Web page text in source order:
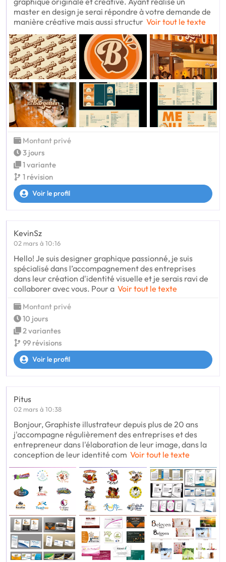
master en design je serai répondre à votre demande de
manière créative mais aussi structur Voir tout le texte
Montant privé
3 jours
1 variante
1 révision
Voir le profil
KevinSz
02 mars à 10:16
Hello! Je suis designer graphique passionné, je suis
spécialisé dans l’accompagnement des entreprises
dans leur création d'identité visuelle et je serais ravi de
collaborer avec vous. Pour a Voir tout le texte
Montant privé
10 jours
2 variantes
99 révisions
Voir le profil
Pitus
02 mars à 10:38
Bonjour, Graphiste illustrateur depuis plus de 20 ans
j'accompagne régulièrement des entreprises et des
entrepreneur dans l'élaboration de leur image, dans la
conception de leur identité com Voir tout le texte